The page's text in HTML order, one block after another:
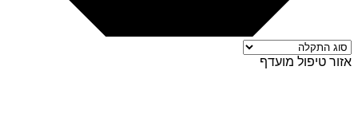
אזור טיפול מועדף